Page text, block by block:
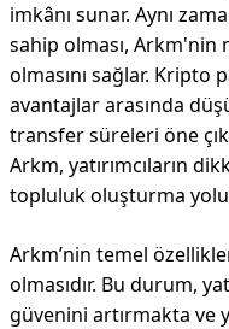
imkânı sunar. Aynı
sahip olması, Arkm'nin
olmasını sağlar. Kripto
avantajlar arasında
transfer süreleri öne
Arkm, yatırımcıların
topluluk oluşturma
Arkm’nin temel
olmasıdır. Bu durum,
güvenini artırmakta ve